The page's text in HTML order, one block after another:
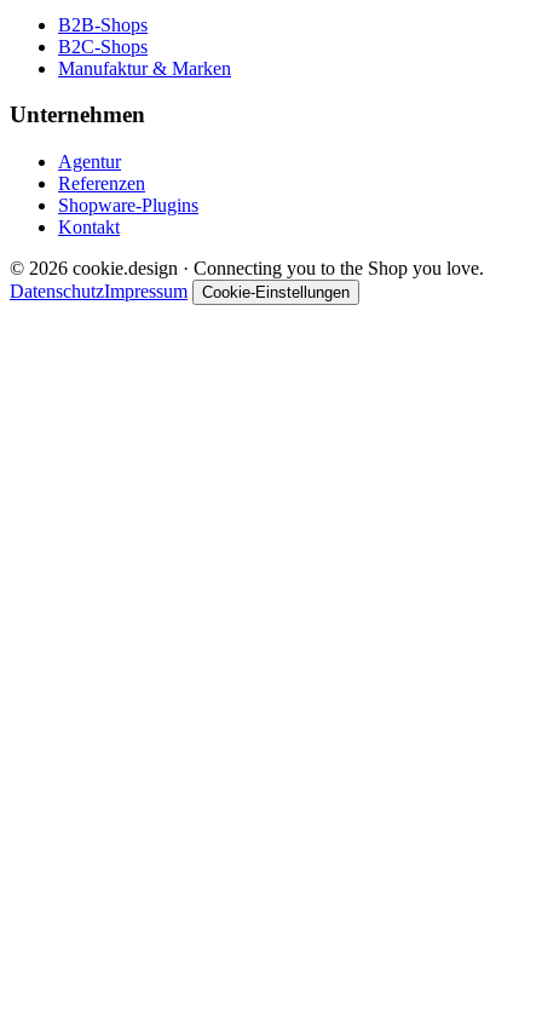
B2B-Shops
B2C-Shops
Manufaktur & Marken
Unternehmen
Agentur
Referenzen
Shopware-Plugins
Kontakt
© 2026 cookie.design · Connecting you to the Shop you love.
DatenschutzImpressum Cookie-Einstellungen